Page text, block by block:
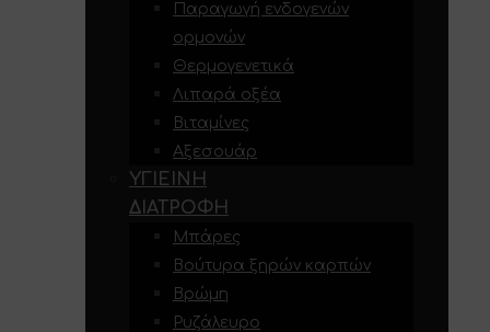
Παραγωγή ενδογενών
ορμονών
Θερμογενετικά
Λιπαρά οξέα
Βιταμίνες
Αξεσουάρ
ΥΓΙΕΙΝΉ
ΔΙΑΤΡΟΦΉ
Μπάρες
Βούτυρα ξηρών καρπών
Βρώμη
Ρυζάλευρο